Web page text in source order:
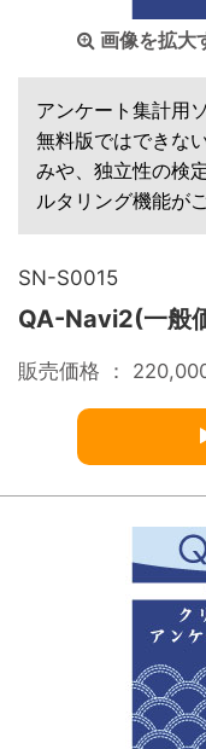
画像を拡大
アンケート集計用
無料版ではできな
みや、独立性の検
ルタリング機能が
SN-S0015
QA-Navi2(一般
販売価格 ：